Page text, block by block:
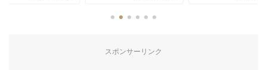
スポンサーリンク